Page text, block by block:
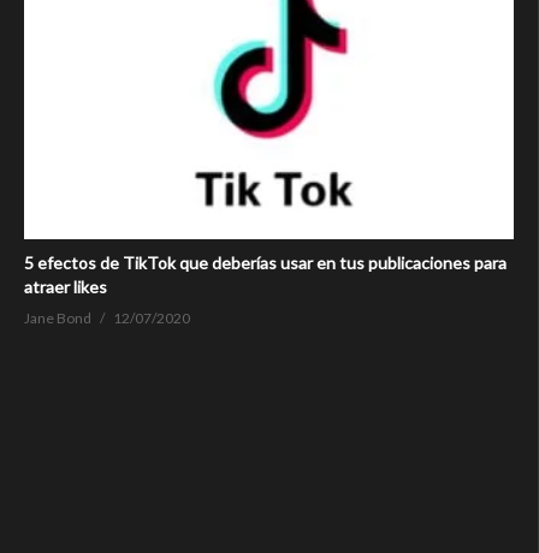
5 efectos de TikTok que deberías usar en tus publicaciones para
atraer likes
Jane Bond 12/07/2020